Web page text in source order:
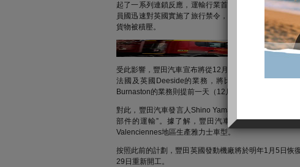
起了一系列連鎖反應，運輸行業首當其衝。為阻止新冠
員國迅速對英國實施了旅行禁令，封鎖了通往英國的運
貨物被積壓。
受此影響，豐田汽車宣布將從12月24日開始在冬季假期
法國及英國Deeside的業務，將比原計劃提前兩天（
Burnaston的業務則提前一天（12月23日）停止運營。
對此，豐田汽車發言人Shino Yamada在一份電子郵件聲
部件的運輸”。據了解，豐田汽車在英國Burnaston
Valenciennes地區生產雅力士車型。
按照此前的計劃，豐田英國發動機廠將於明年1月5日恢
29日重新開工。